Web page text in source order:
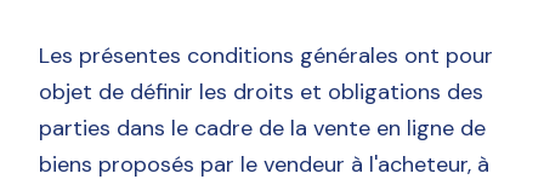
Les présentes conditions générales ont pour
objet de définir les droits et obligations des
parties dans le cadre de la vente en ligne de
biens proposés par le vendeur à l'acheteur, à